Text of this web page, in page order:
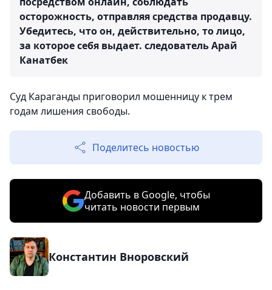
осторожность, отправляя средства продавцу.
Убедитесь, что он, действительно, то лицо,
за которое себя выдает. следователь Арай
Канатбек
Суд Караганды приговорил мошенницу к трем
годам лишения свободы.
Поделитесь новостью
Добавить в Google, чтобы
читать новости первым
Константин Вноровский